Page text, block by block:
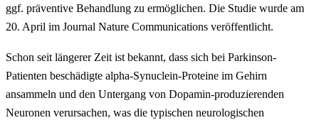
ggf. präventive Behandlung zu ermöglichen. Die Studie wurde am
20. April im Journal Nature Communications veröffentlicht.
Schon seit längerer Zeit ist bekannt, dass sich bei Parkinson-
Patienten beschädigte alpha-Synuclein-Proteine im Gehirn
ansammeln und den Untergang von Dopamin-produzierenden
Neuronen verursachen, was die typischen neurologischen